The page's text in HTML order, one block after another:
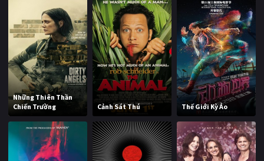
Những Thiên Thần
Chiến Trường
Cảnh Sát Thú Thế Giới Kỳ Ảo